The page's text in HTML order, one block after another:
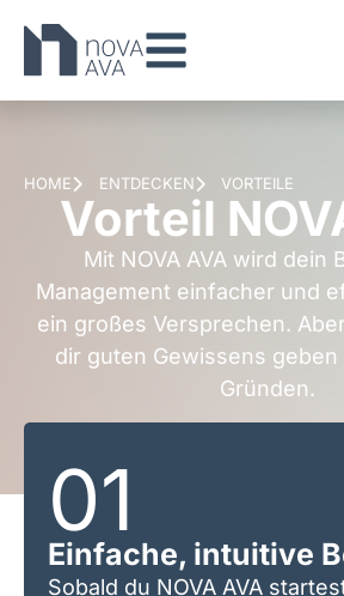
HOME ENTDECKEN VORTEILE
Vorteil
Mit NOVA AVA wird dein
Management einfacher und
ein großes Versprechen.
dir guten Gewissens geben
Gründen.
01
Einfache, intuitive
Sobald du NOVA AVA